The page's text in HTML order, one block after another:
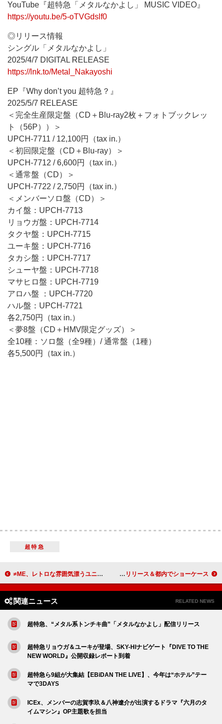
YouTube『超特急「メタルなかよし」 MUSIC VIDEO』
https://youtu.be/5-oTVGdslf0
◎リリース情報
シングル「メタルなかよし」
2025/4/7 DIGITAL RELEASE
https://lnk.to/Metal_Nakayoshi
EP『Why don’t you 超特急？』
2025/5/7 RELEASE
＜完全生産限定盤（CD＋Blu-ray2枚＋フォトブックレッ
ト（56P））＞
UPCH-7711 / 12,100円（tax in.）
＜初回限定盤（CD＋Blu-ray）＞
UPCH-7712 / 6,600円（tax in.）
＜通常盤（CD）＞
UPCH-7722 / 2,750円（tax in.）
＜メンバーソロ盤（CD）＞
カイ盤：UPCH-7713
リョウガ盤：UPCH-7714
タクヤ盤：UPCH-7715
ユーキ盤：UPCH-7716
タカシ盤：UPCH-7717
シューヤ盤：UPCH-7718
マサヒロ盤：UPCH-7719
アロハ盤 ：UPCH-7720
ハル盤：UPCH-7721
各2,750円（tax in.）
＜夢8盤（CD＋HMV限定グッズ）＞
全10種：ソロ盤（全9種）/ 通常盤（1種）
各5,500円（tax in.）
超特急
≠ME、レトロな雰囲気漂うユニット曲「カフェ樂園」MV公開 振付はshoji（s**t kingz）が担当 LE SSERAFIM、6月に日本4thシングル『DIFFERENT』リリース＆都内でショーケース
関連ニュース RELATED NEWS
超特急、“メタル系トンチキ曲”「メタルなかよし」配信リリース
超特急リョウガ＆ユーキが登場、SKY-HIナビゲート『DIVE TO THE
NEW WORLD』公開収録レポート到着
超特急ら9組が大集結【EBiDAN THE LIVE】、今年は“ホテル”テー
マで3DAYS
ICEx、メンバーの志賀李玖＆八神遼介が出演するドラマ『六月のタ
イムマシン』OP主題歌を担当